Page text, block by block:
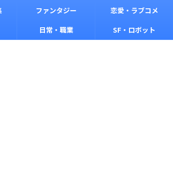
ファンタジー 恋愛・ラブコメ
日常・職業 SF・ロボット